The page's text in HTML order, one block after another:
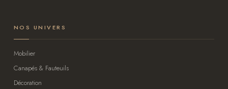
NOS UNIVERS
Mobilier
Canapés & Fauteuils
Décoration